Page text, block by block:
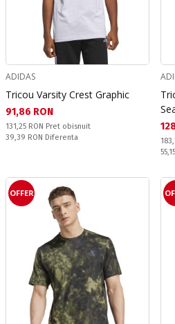
ADIDAS
Tricou Varsity Crest Graphic
Текуща цена:
91,86 RON
Pret obisnuit:
131,25 RON Pret obisnuit
Спестявате:
39,39 RON Diferenta
OFFER